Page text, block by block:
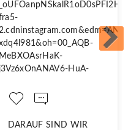
DARAUF SIND WIR